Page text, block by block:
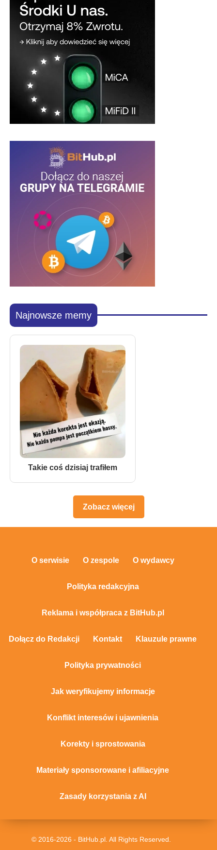
Najnowsze memy
Takie coś dzisiaj trafiłem
Zobacz więcej
O serwisie O zespole O wydawcy
Polityka redakcyjna
Reklama i współpraca z BitHub.pl
Dołącz do Redakcji Kontakt Klauzule prawne
Polityka prywatności
Jak weryfikujemy informacje
Konflikt interesów i ujawnienia
Korekty i sprostowania
Materiały sponsorowane i afiliacyjne
Zasady korzystania z AI
© 2016-2026 - BitHub.pl. All Rights Reserved.